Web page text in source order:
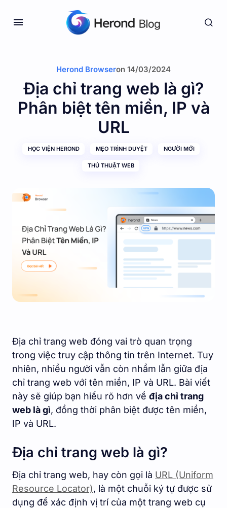
Herond Browseron 14/03/2024
Địa chỉ trang web là gì?
Phân biệt tên miền, IP và
URL
HỌC VIỆN HEROND MẸO TRÌNH DUYỆT NGƯỜI MỚI
THỦ THUẬT WEB
Địa chỉ trang web đóng vai trò quan trọng
trong việc truy cập thông tin trên Internet. Tuy
nhiên, nhiều người vẫn còn nhầm lẫn giữa địa
chỉ trang web với tên miền, IP và URL. Bài viết
này sẽ giúp bạn hiểu rõ hơn về địa chỉ trang
web là gì, đồng thời phân biệt được tên miền,
IP và URL.
Địa chỉ trang web là gì?
Địa chỉ trang web, hay còn gọi là URL (Uniform
Resource Locator), là một chuỗi ký tự được sử
dụng để xác định vị trí của một trang web cụ